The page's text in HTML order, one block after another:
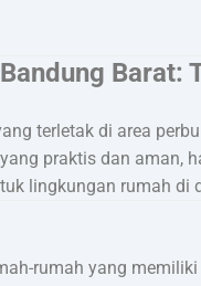
Barat:
terletak di area
praktis dan aman,
lingkungan rumah di
rumah yang